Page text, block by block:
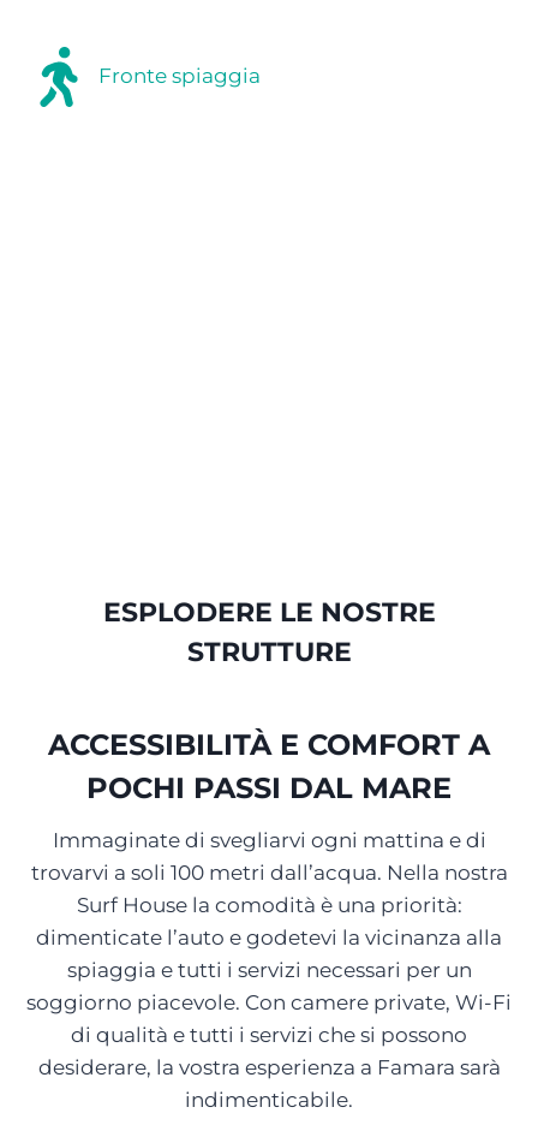
Fronte spiaggia
ESPLODERE LE NOSTRE
STRUTTURE
ACCESSIBILITÀ E COMFORT A
POCHI PASSI DAL MARE
Immaginate di svegliarvi ogni mattina e di
trovarvi a soli 100 metri dall’acqua. Nella nostra
Surf House la comodità è una priorità:
dimenticate l’auto e godetevi la vicinanza alla
spiaggia e tutti i servizi necessari per un
soggiorno piacevole. Con camere private, Wi-Fi
di qualità e tutti i servizi che si possono
desiderare, la vostra esperienza a Famara sarà
indimenticabile.